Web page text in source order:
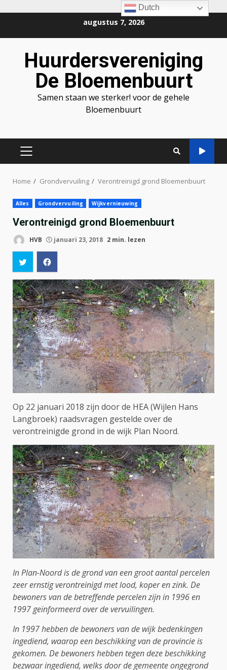
inhoud
augustus 7, 2026
Huurdersvereniging
De Bloemenbuurt
Samen staan we sterker! voor de gehele
Bloemenbuurt
PRIMAIR
Home Grondvervuiling Verontreinigd grond Bloemenbuurt
Alles Grondvervuiling Wijkvernieuwing
Verontreinigd grond Bloemenbuurt
HVB januari 23, 2018 2 min. lezen
Op 22 januari 2018 zijn door de HEA (Wijlen Hans
Langbroek) raadsvragen gestelde over de
verontreinigde grond in de wijk Plan Noord.
In Plan-Noord is de grond van een groot aantal percelen
zeer ernstig verontreinigd met lood, koper en zink. De
bewoners van de betreffende percelen zijn in 1996 en
1997 geïnformeerd over de vervuilingen.
In 1997 hebben de bewoners van de wijk bedenkingen
ingediend, waarop een beschikking van de provincie is
gekomen. De bewoners hebben tegen deze beschikking
bezwaar ingediend, welks door de gemeente ongegrond
Dutch